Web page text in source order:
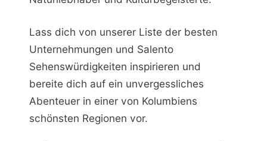
Lass dich von unserer Liste der besten
Unternehmungen und Salento
Sehenswürdigkeiten inspirieren und
bereite dich auf ein unvergessliches
Abenteuer in einer von Kolumbiens
schönsten Regionen vor.